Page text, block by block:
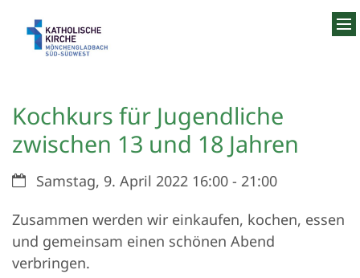
Kochkurs für Jugendliche
zwischen 13 und 18 Jahren
Datum:Samstag, 9. April 2022 16:00 - 21:00
Zusammen werden wir einkaufen, kochen, essen
und gemeinsam einen schönen Abend
verbringen.